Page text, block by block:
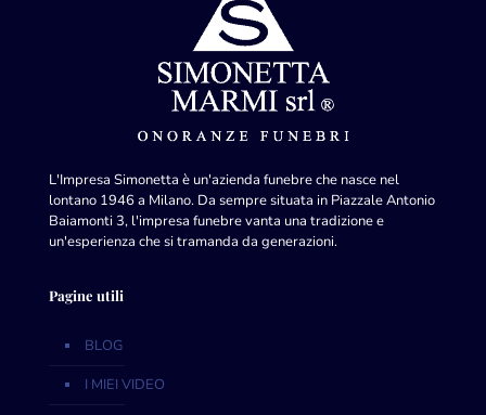
L'Impresa Simonetta è un'azienda funebre che nasce nel
lontano 1946 a Milano. Da sempre situata in Piazzale Antonio
Baiamonti 3, l'impresa funebre vanta una tradizione e
un'esperienza che si tramanda da generazioni.
Pagine utili
BLOG
I MIEI VIDEO